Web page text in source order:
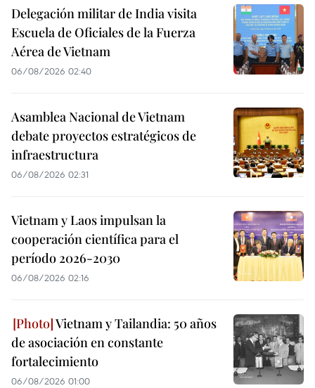
Delegación militar de India visita
Escuela de Oficiales de la Fuerza
Aérea de Vietnam
06/08/2026 02:40
Asamblea Nacional de Vietnam
debate proyectos estratégicos de
infraestructura
06/08/2026 02:31
Vietnam y Laos impulsan la
cooperación científica para el
período 2026-2030
06/08/2026 02:16
Vietnam y Tailandia: 50 años
de asociación en constante
fortalecimiento
06/08/2026 01:00